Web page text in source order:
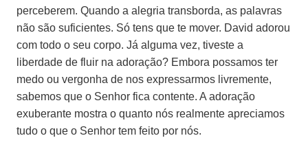
perceberem. Quando a alegria transborda, as palavras
não são suficientes. Só tens que te mover. David adorou
com todo o seu corpo. Já alguma vez, tiveste a
liberdade de fluir na adoração? Embora possamos ter
medo ou vergonha de nos expressarmos livremente,
sabemos que o Senhor fica contente. A adoração
exuberante mostra o quanto nós realmente apreciamos
tudo o que o Senhor tem feito por nós.